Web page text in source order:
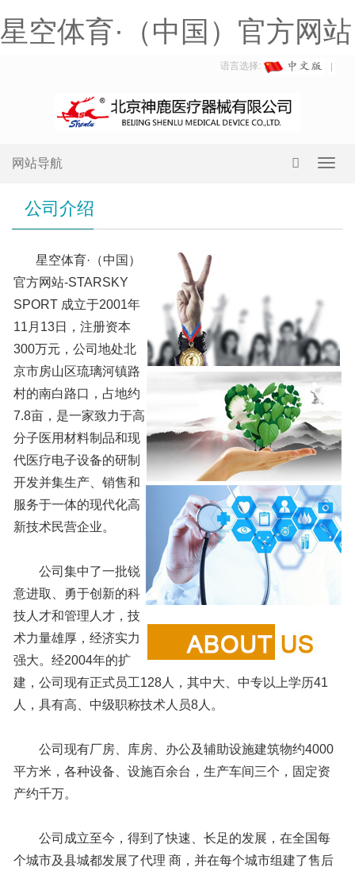
星空体育·（中国）官方网站
语言选择:
网站导航
公司介绍
星空体育·（中国）
官方网站-STARSKY
SPORT 成立于2001年
11月13日，注册资本
300万元，公司地处北
京市房山区琉璃河镇路
村的南白路口，占地约
7.8亩，是一家致力于高
分子医用材料制品和现
代医疗电子设备的研制
开发并集生产、销售和
服务于一体的现代化高
新技术民营企业。
公司集中了一批锐
意进取、勇于创新的科
技人才和管理人才，技
术力量雄厚，经济实力
强大。经2004年的扩
建，公司现有正式员工128人，其中大、中专以上学历41
人，具有高、中级职称技术人员8人。
公司现有厂房、库房、办公及辅助设施建筑物约4000
平方米，各种设备、设施百余台，生产车间三个，固定资
产约千万。
公司成立至今，得到了快速、长足的发展，在全国每
个城市及县城都发展了代理 商，并在每个城市组建了售后